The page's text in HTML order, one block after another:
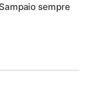
sempre